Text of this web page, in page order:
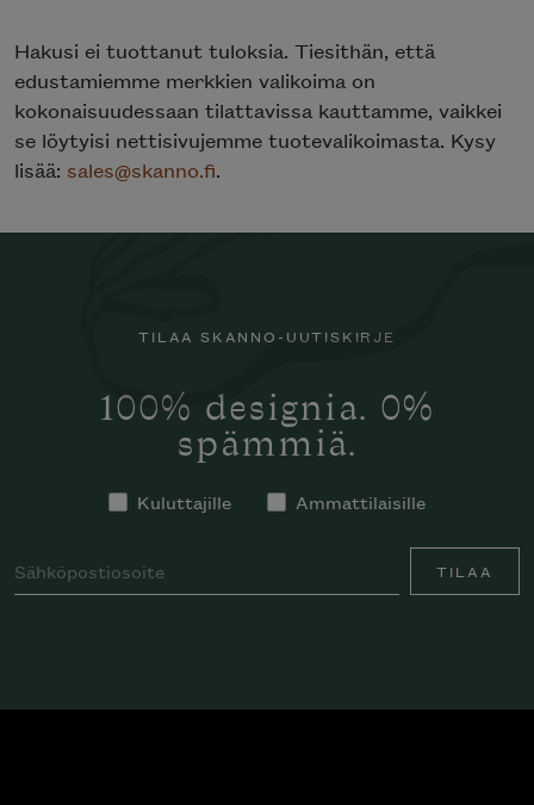
Hakusi ei tuottanut tuloksia. Tiesithän, että
edustamiemme merkkien valikoima on
kokonaisuudessaan tilattavissa kauttamme, vaikkei
se löytyisi nettisivujemme tuotevalikoimasta. Kysy
lisää: sales@skanno.fi.
TILAA SKANNO-UUTISKIRJE
100% designia. 0%
spämmiä.
Kuluttajille Ammattilaisille
TILAA